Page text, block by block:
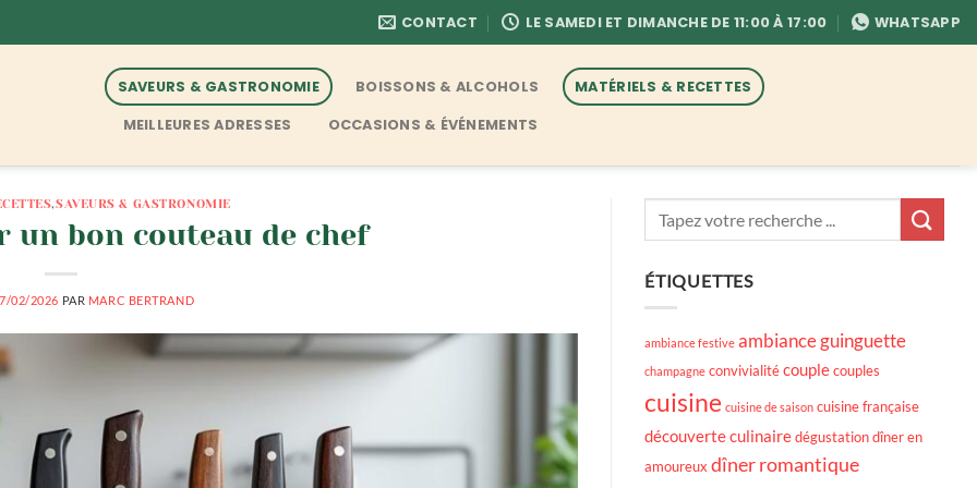
CONTACT LE SAMEDI ET DIMANCHE DE 11:00 À 17:00 WHATSAPP
SAVEURS & GASTRONOMIE BOISSONS & ALCOHOLS MATÉRIELS & RECETTES
MEILLEURES ADRESSES OCCASIONS & ÉVÉNEMENTS
,SAVEURS & GASTRONOMIE
un bon couteau de chef
02/2026 PAR MARC BERTRAND
ÉTIQUETTES
ambiance festive ambiance guinguette
champagne convivialitécouplecouples
cuisine cuisine de saison cuisine française
découverte culinairedégustationdîner en
amoureux dîner romantique